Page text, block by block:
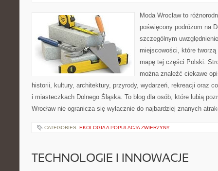
Moda Wrocław to
poświęcony podróżom na
szczególnym
miejscowości, które
mapę tej części Polski.
można znaleźć ciekawe
historii, kultury, architektury, przyrody, wydarzeń, rekreacji oraz
i miasteczkach Dolnego Śląska. To blog dla osób, które lubią
Wrocław nie ogranicza się wyłącznie do najbardziej znanych
CATEGORIES: EKOLOGIA A POPULACJA ZWIERZYNY
TECHNOLOGIE I INNOWACJE